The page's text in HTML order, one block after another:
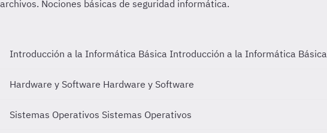
Introducción a la Informática Básica Introducción a la Informática Básica
Hardware y Software Hardware y Software
Sistemas Operativos Sistemas Operativos